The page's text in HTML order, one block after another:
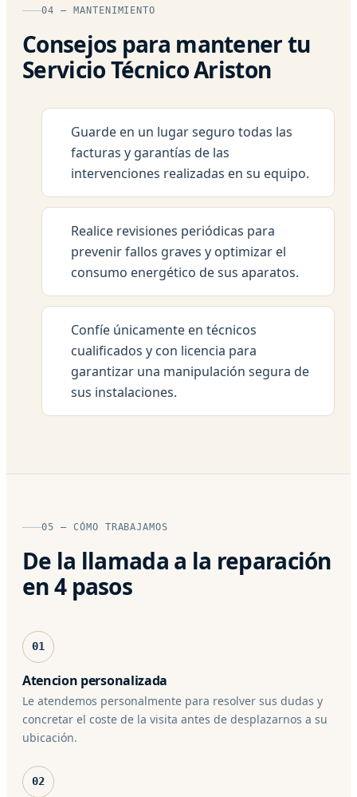
04 — MANTENIMIENTO
Consejos para mantener tu
Servicio Técnico Ariston
Guarde en un lugar seguro todas las
facturas y garantías de las
intervenciones realizadas en su equipo.
Realice revisiones periódicas para
prevenir fallos graves y optimizar el
consumo energético de sus aparatos.
Confíe únicamente en técnicos
cualificados y con licencia para
garantizar una manipulación segura de
sus instalaciones.
05 — CÓMO TRABAJAMOS
De la llamada a la reparación
en 4 pasos
01
Atencion personalizada
Le atendemos personalmente para resolver sus dudas y
concretar el coste de la visita antes de desplazarnos a su
ubicación.
02